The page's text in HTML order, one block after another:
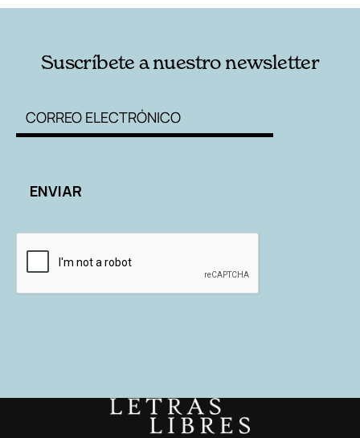
Suscríbete a nuestro newsletter